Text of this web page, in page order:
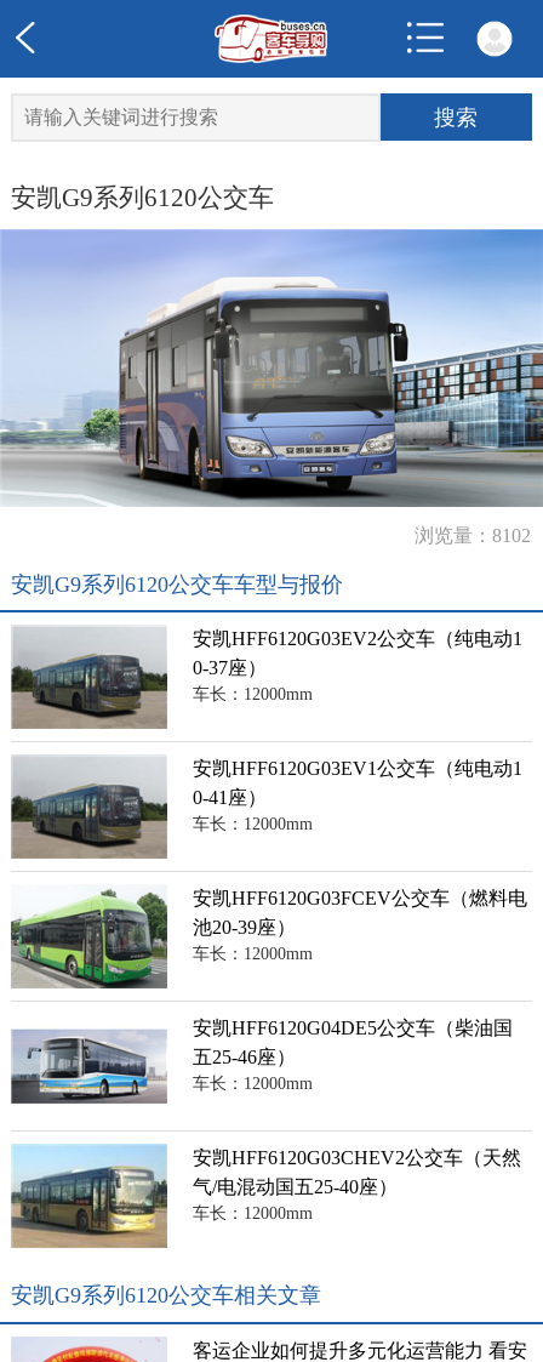
安凯G9系列6120公交车
浏览量：8102
安凯G9系列6120公交车车型与报价
安凯HFF6120G03EV2公交车（纯电动1
0-37座）
车长：12000mm
安凯HFF6120G03EV1公交车（纯电动1
0-41座）
车长：12000mm
安凯HFF6120G03FCEV公交车（燃料电
池20-39座）
车长：12000mm
安凯HFF6120G04DE5公交车（柴油国
五25-46座）
车长：12000mm
安凯HFF6120G03CHEV2公交车（天然
气/电混动国五25-40座）
车长：12000mm
安凯G9系列6120公交车相关文章
客运企业如何提升多元化运营能力 看安